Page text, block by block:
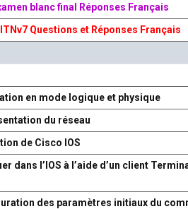
blanc final Réponses Français
Questions et Réponses Français
en mode logique et physique
du réseau
de Cisco IOS
dans l’IOS à l’aide d’un client
des paramètres initiaux du